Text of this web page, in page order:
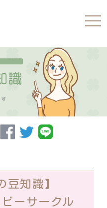
豆知識】
ーサークル